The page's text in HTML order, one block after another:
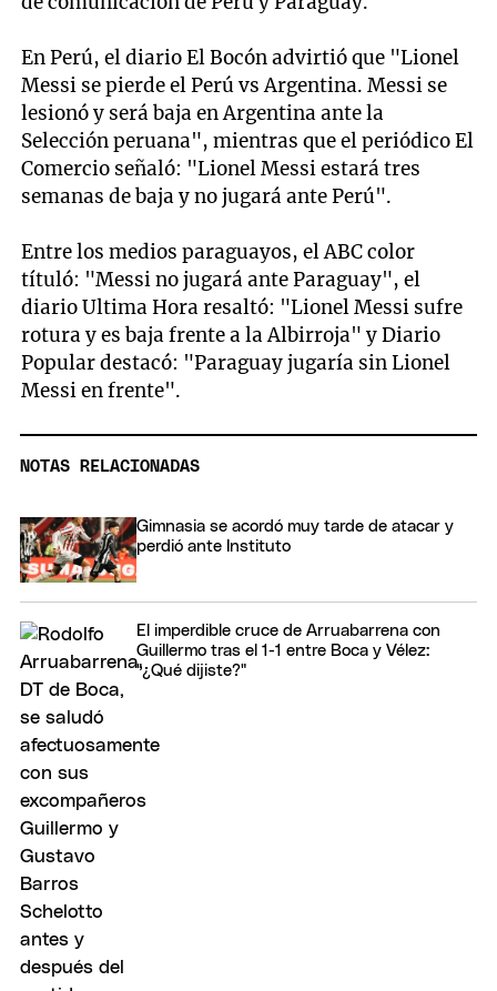
En Perú, el diario El Bocón advirtió que "Lionel
Messi se pierde el Perú vs Argentina. Messi se
lesionó y será baja en Argentina ante la
Selección peruana", mientras que el periódico El
Comercio señaló: "Lionel Messi estará tres
semanas de baja y no jugará ante Perú".
Entre los medios paraguayos, el ABC color
títuló: "Messi no jugará ante Paraguay", el
diario Ultima Hora resaltó: "Lionel Messi sufre
rotura y es baja frente a la Albirroja" y Diario
Popular destacó: "Paraguay jugaría sin Lionel
Messi en frente".
NOTAS RELACIONADAS
Gimnasia se acordó muy tarde de atacar y
perdió ante Instituto
El imperdible cruce de Arruabarrena con
Guillermo tras el 1-1 entre Boca y Vélez:
"¿Qué dijiste?"